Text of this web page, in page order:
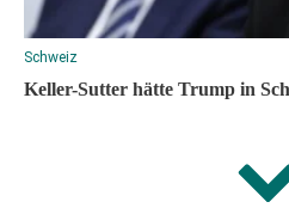
Schweiz
Keller-Sutter hätte Trump in